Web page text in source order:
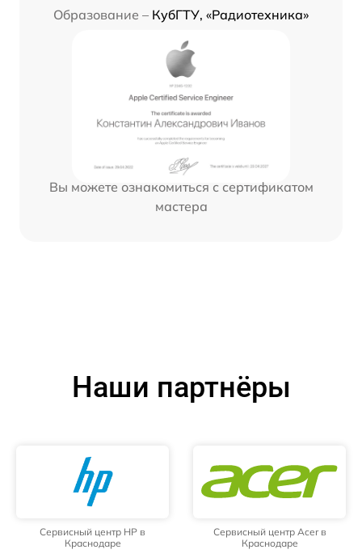
Образование – КубГТУ, «Радиотехника»
Вы можете ознакомиться с сертификатом
мастера
Наши партнёры
Сервисный центр HP в
Краснодаре
Сервисный центр Acer в
Краснодаре